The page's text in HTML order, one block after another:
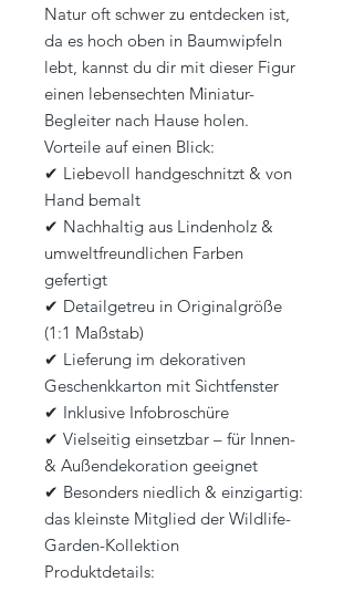
Natur oft schwer zu entdecken ist,
da es hoch oben in Baumwipfeln
lebt, kannst du dir mit dieser Figur
einen lebensechten Miniatur-
Begleiter nach Hause holen.
Vorteile auf einen Blick:
✔ Liebevoll handgeschnitzt & von
Hand bemalt
✔ Nachhaltig aus Lindenholz &
umweltfreundlichen Farben
gefertigt
✔ Detailgetreu in Originalgröße
(1:1 Maßstab)
✔ Lieferung im dekorativen
Geschenkkarton mit Sichtfenster
✔ Inklusive Infobroschüre
✔ Vielseitig einsetzbar – für Innen-
& Außendekoration geeignet
✔ Besonders niedlich & einzigartig:
das kleinste Mitglied der Wildlife-
Garden-Kollektion
Produktdetails: